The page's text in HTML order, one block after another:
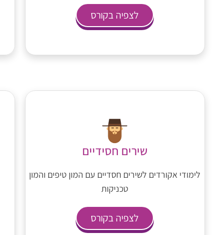
לצפיה בקורס
שירים חסידיים
לימודי אקורדים לשירים חסדיים עם המון טיפים והמון
טכניקות
לצפיה בקורס